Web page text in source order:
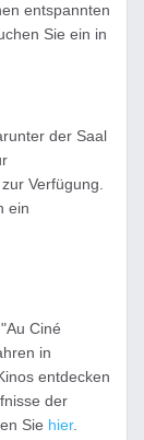
entspannten
Sie ein in
der Saal
Verfügung.
ein
Ciné
in
entdecken
der
Sie hier.